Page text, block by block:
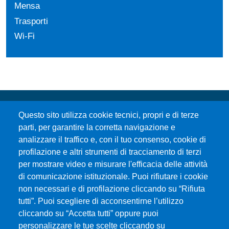
Mensa
Trasporti
Wi-Fi
Questo sito utilizza cookie tecnici, propri e di terze
parti, per garantire la corretta navigazione e
analizzare il traffico e, con il tuo consenso, cookie di
profilazione e altri strumenti di tracciamento di terzi
per mostrare video e misurare l'efficacia delle attività
di comunicazione istituzionale. Puoi rifiutare i cookie
non necessari e di profilazione cliccando su “Rifiuta
tutti”. Puoi scegliere di acconsentirne l’utilizzo
cliccando su “Accetta tutti” oppure puoi
personalizzare le tue scelte cliccando su
Università degli Studi di Messina
Piazza Pugliatti, 1 - 98122 Messina
Cod. Fiscale 80004070837
P.IVA 00724160833
Centralino: 090 676 1